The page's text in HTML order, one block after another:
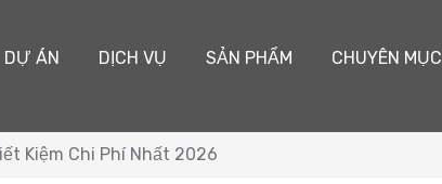
DỰ ÁN DỊCH VỤ SẢN PHẨM CHUYÊN MỤC
Kiệm Chi Phí Nhất 2026